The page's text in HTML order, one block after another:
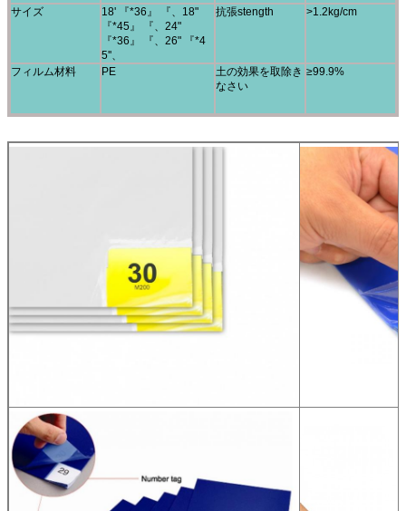
サイズ
18' 『*36』 『、18"
『*45』 『、24"
『*36』 『、26" 『*4
5''、
抗張stength >1.2kg/cm
フィルム材料 PE
土の効果を取除き
なさい
≥99.9%